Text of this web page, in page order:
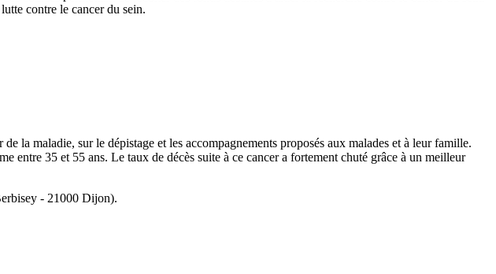
contre le cancer du sein.
la maladie, sur le dépistage et les accompagnements proposés aux malades et à leur famille.
entre 35 et 55 ans. Le taux de décès suite à ce cancer a fortement chuté grâce à un meilleur
- 21000 Dijon).